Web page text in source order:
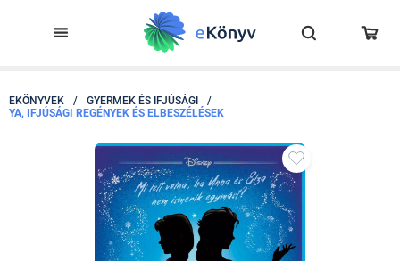
EKÖNYVEK / GYERMEK ÉS IFJÚSÁGI
/
YA, IFJÚSÁGI REGÉNYEK ÉS ELBESZÉLÉSEK